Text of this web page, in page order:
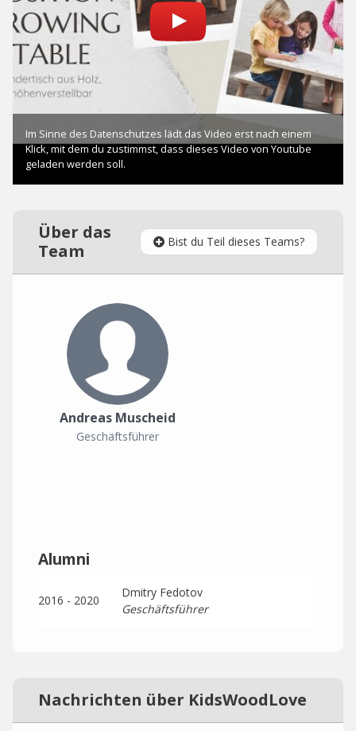
Über das
Team
Bist du Teil dieses Teams?
Andreas Muscheid
Geschäftsführer
Alumni
2016 - 2020
Dmitry Fedotov
Geschäftsführer
Nachrichten über KidsWoodLove